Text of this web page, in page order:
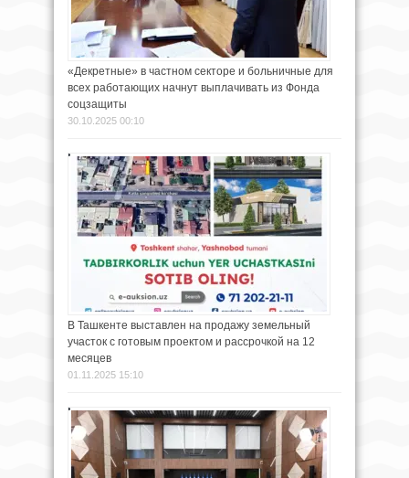
«Декретные» в частном секторе и больничные для
всех работающих начнут выплачивать из Фонда
соцзащиты
30.10.2025 00:10
В Ташкенте выставлен на продажу земельный
участок с готовым проектом и рассрочкой на 12
месяцев
01.11.2025 15:10